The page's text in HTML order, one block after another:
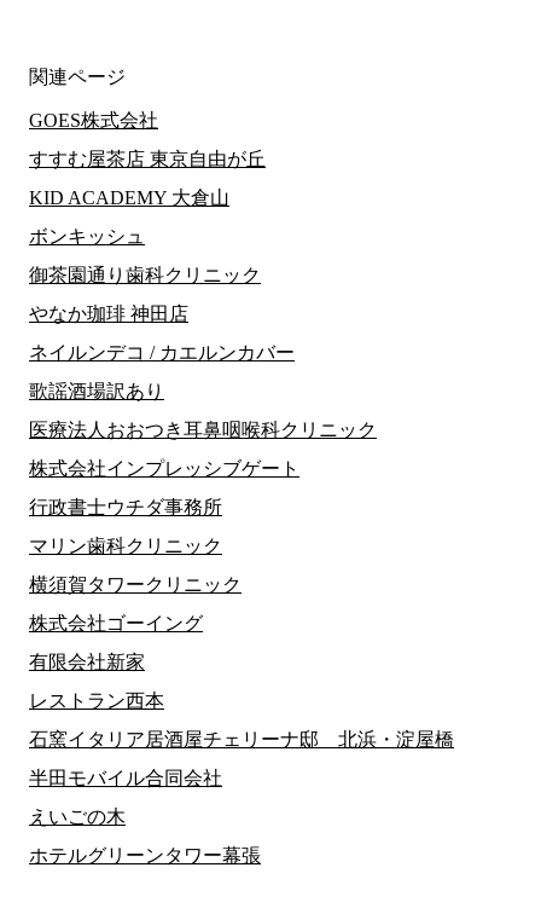
関連ページ
GOES株式会社
すすむ屋茶店 東京自由が丘
KID ACADEMY 大倉山
ボンキッシュ
御茶園通り歯科クリニック
やなか珈琲 神田店
ネイルンデコ / カエルンカバー
歌謡酒場訳あり
医療法人おおつき耳鼻咽喉科クリニック
株式会社インプレッシブゲート
行政書士ウチダ事務所
マリン歯科クリニック
横須賀タワークリニック
株式会社ゴーイング
有限会社新家
レストラン西本
石窯イタリア居酒屋チェリーナ邸 北浜・淀屋橋
半田モバイル合同会社
えいごの木
ホテルグリーンタワー幕張